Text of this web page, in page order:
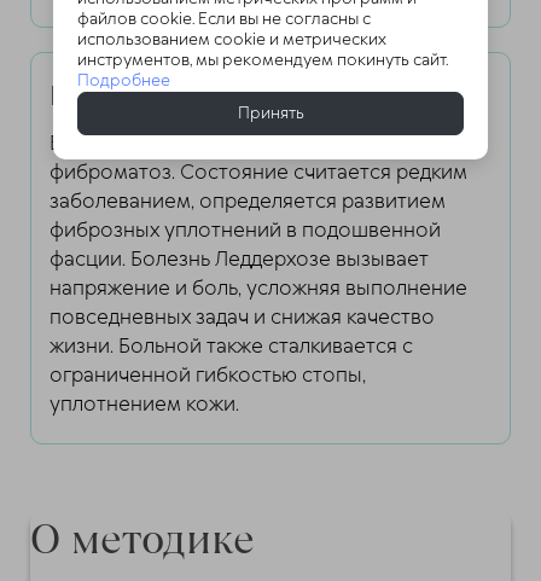
Болезнь Леддерхозе
Болезнь еще называют подошвенный
фиброматоз. Состояние считается редким
заболеванием, определяется развитием
фиброзных уплотнений в подошвенной
фасции. Болезнь Леддерхозе вызывает
напряжение и боль, усложняя выполнение
повседневных задач и снижая качество
жизни. Больной также сталкивается с
ограниченной гибкостью стопы,
уплотнением кожи.
О методике
файлов cookie. Если вы не согласны с
использованием cookie и метрических
инструментов, мы рекомендуем покинуть сайт.
Подробнее
Принять